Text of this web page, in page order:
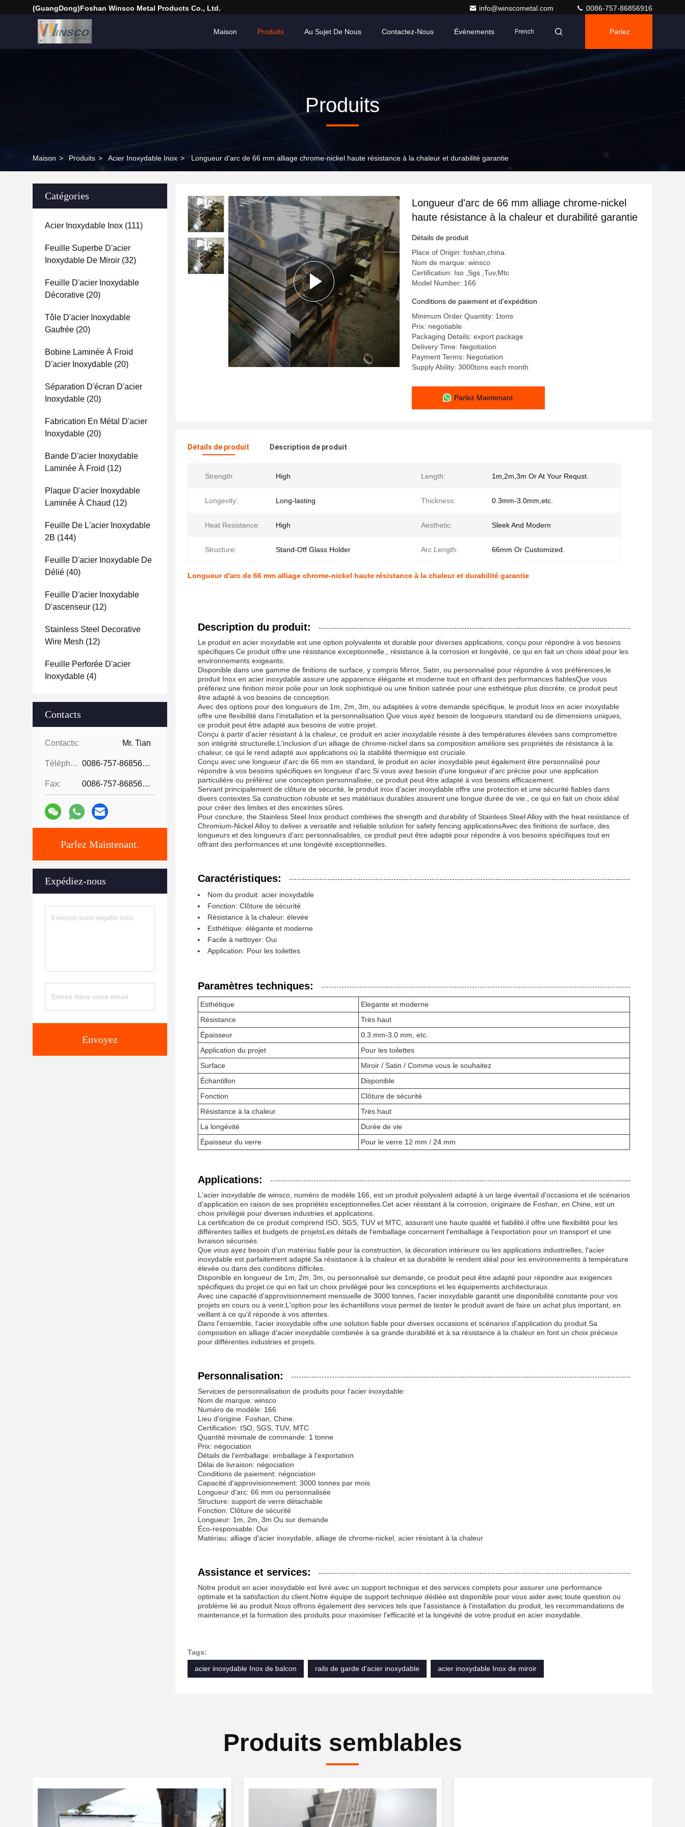
(GuangDong)Foshan Winsco Metal Products Co., Ltd. info@winscometal.com 0086-757-86856916
Maison Produits Au Sujet De Nous Contactez-Nous Événements French Parlez
Produits
Maison > Produits > Acier Inoxydable Inox > Longueur d'arc de 66 mm alliage chrome-nickel haute résistance à la chaleur et durabilité garantie
Catégories
Acier Inoxydable Inox (111)
Feuille Superbe D'acier
Inoxydable De Miroir (32)
Feuille D'acier Inoxydable
Décorative (20)
Tôle D'acier Inoxydable
Gaufrée (20)
Bobine Laminée À Froid
D'acier Inoxydable (20)
Séparation D'écran D'acier
Inoxydable (20)
Fabrication En Métal D'acier
Inoxydable (20)
Bande D'acier Inoxydable
Laminée À Froid (12)
Plaque D'acier Inoxydable
Laminée À Chaud (12)
Feuille De L'acier Inoxydable
2B (144)
Feuille D'acier Inoxydable De
Délié (40)
Feuille D'acier Inoxydable
D'ascenseur (12)
Stainless Steel Decorative
Wire Mesh (12)
Feuille Perforée D'acier
Inoxydable (4)
Contacts
Contacts: Mr. Tian
Téléphone: 0086-757-86856916
Fax: 0086-757-86856916
Parlez Maintenant.
Expédiez-nous
Envoyez
Longueur d'arc de 66 mm alliage chrome-nickel
haute résistance à la chaleur et durabilité garantie
Détails de produit
Place of Origin: foshan,china.
Nom de marque: winsco
Certification: Iso ,Sgs ,Tuv,Mtc
Model Number: 166
Conditions de paiement et d'expédition
Minimum Order Quantity: 1tons
Prix: negotiable
Packaging Details: export package
Delivery Time: Negotiation
Payment Terms: Negotiation
Supply Ability: 3000tons each month
Parlez Maintenant.
Détails de produit Description de produit
Strength: High Length: 1m,2m,3m Or At Your Requst.
Longevity: Long-lasting Thickness: 0.3mm-3.0mm,etc.
Heat Resistance: High Aesthetic: Sleek And Modern
Structure: Stand-Off Glass Holder Arc Length: 66mm Or Customized.
Longueur d'arc de 66 mm alliage chrome-nickel haute résistance à la chaleur et durabilité garantie
Description du produit:
Le produit en acier inoxydable est une option polyvalente et durable pour diverses applications, conçu pour répondre à vos besoins
spécifiques.Ce produit offre une résistance exceptionnelle., résistance à la corrosion et longévité, ce qui en fait un choix idéal pour les
environnements exigeants.
Disponible dans une gamme de finitions de surface, y compris Mirror, Satin, ou personnalisé pour répondre à vos préférences,le
produit Inox en acier inoxydable assure une apparence élégante et moderne tout en offrant des performances fiablesQue vous
préfériez une finition miroir polie pour un look sophistiqué ou une finition satinée pour une esthétique plus discrète, ce produit peut
être adapté à vos besoins de conception.
Avec des options pour des longueurs de 1m, 2m, 3m, ou adaptées à votre demande spécifique, le produit Inox en acier inoxydable
offre une flexibilité dans l'installation et la personnalisation.Que vous ayez besoin de longueurs standard ou de dimensions uniques,
ce produit peut être adapté aux besoins de votre projet.
Conçu à partir d'acier résistant à la chaleur, ce produit en acier inoxydable résiste à des températures élevées sans compromettre
son intégrité structurelle.L'inclusion d'un alliage de chrome-nickel dans sa composition améliore ses propriétés de résistance à la
chaleur, ce qui le rend adapté aux applications où la stabilité thermique est cruciale.
Conçu avec une longueur d'arc de 66 mm en standard, le produit en acier inoxydable peut également être personnalisé pour
répondre à vos besoins spécifiques en longueur d'arc.Si vous avez besoin d'une longueur d'arc précise pour une application
particulière ou préférez une conception personnalisée, ce produit peut être adapté à vos besoins efficacement.
Servant principalement de clôture de sécurité, le produit inox d'acier inoxydable offre une protection et une sécurité fiables dans
divers contextes.Sa construction robuste et ses matériaux durables assurent une longue durée de vie., ce qui en fait un choix idéal
pour créer des limites et des enceintes sûres.
Pour conclure, the Stainless Steel Inox product combines the strength and durability of Stainless Steel Alloy with the heat resistance of
Chromium-Nickel Alloy to deliver a versatile and reliable solution for safety fencing applicationsAvec des finitions de surface, des
longueurs et des longueurs d'arc personnalisables, ce produit peut être adapté pour répondre à vos besoins spécifiques tout en
offrant des performances et une longévité exceptionnelles.
Caractéristiques:
Nom du produit: acier inoxydable
Fonction: Clôture de sécurité
Résistance à la chaleur: élevée
Esthétique: élégante et moderne
Facile à nettoyer: Oui
Application: Pour les toilettes
Paramètres techniques:
Esthétique
Elegante et moderne
Résistance
Très haut
Épaisseur
0.3 mm-3.0 mm, etc.
Application du projet
Pour les toilettes
Surface
Miroir / Satin / Comme vous le souhaitez
Échantillon
Disponible
Fonction
Clôture de sécurité
Résistance à la chaleur
Très haut
La longévité
Durée de vie
Épaisseur du verre
Pour le verre 12 mm / 24 mm
Applications:
L'acier inoxydable de winsco, numéro de modèle 166, est un produit polyvalent adapté à un large éventail d'occasions et de scénarios
d'application en raison de ses propriétés exceptionnelles.Cet acier résistant à la corrosion, originaire de Foshan, en Chine, est un
choix privilégié pour diverses industries et applications.
La certification de ce produit comprend ISO, SGS, TUV et MTC, assurant une haute qualité et fiabilité.il offre une flexibilité pour les
différentes tailles et budgets de projetsLes détails de l'emballage concernent l'emballage à l'exportation pour un transport et une
livraison sécurisés.
Que vous ayez besoin d'un matériau fiable pour la construction, la décoration intérieure ou les applications industrielles, l'acier
inoxydable est parfaitement adapté.Sa résistance à la chaleur et sa durabilité le rendent idéal pour les environnements à température
élevée ou dans des conditions difficiles.
Disponible en longueur de 1m, 2m, 3m, ou personnalisé sur demande, ce produit peut être adapté pour répondre aux exigences
spécifiques du projet.ce qui en fait un choix privilégié pour les conceptions et les équipements architecturaux.
Avec une capacité d'approvisionnement mensuelle de 3000 tonnes, l'acier inoxydable garantit une disponibilité constante pour vos
projets en cours ou à venir.L'option pour les échantillons vous permet de tester le produit avant de faire un achat plus important, en
veillant à ce qu'il réponde à vos attentes.
Dans l'ensemble, l'acier inoxydable offre une solution fiable pour diverses occasions et scénarios d'application du produit.Sa
composition en alliage d'acier inoxydable combinée à sa grande durabilité et à sa résistance à la chaleur en font un choix précieux
pour différentes industries et projets.
Personnalisation:
Services de personnalisation de produits pour l'acier inoxydable:
Nom de marque: winsco
Numéro de modèle: 166
Lieu d'origine: Foshan, Chine.
Certification: ISO, SGS, TUV, MTC
Quantité minimale de commande: 1 tonne
Prix: négociation
Détails de l'emballage: emballage à l'exportation
Délai de livraison: négociation
Conditions de paiement: négociation
Capacité d'approvisionnement: 3000 tonnes par mois
Longueur d'arc: 66 mm ou personnalisée
Structure: support de verre détachable
Fonction: Clôture de sécurité
Longueur: 1m, 2m, 3m Ou sur demande
Éco-responsable: Oui
Matériau: alliage d'acier inoxydable, alliage de chrome-nickel, acier résistant à la chaleur
Assistance et services:
Notre produit en acier inoxydable est livré avec un support technique et des services complets pour assurer une performance
optimale et la satisfaction du client.Notre équipe de support technique dédiée est disponible pour vous aider avec toute question ou
problème lié au produit.Nous offrons également des services tels que l'assistance à l'installation du produit, les recommandations de
maintenance,et la formation des produits pour maximiser l'efficacité et la longévité de votre produit en acier inoxydable.
Tags:
acier inoxydable Inox de balcon
rails de garde d'acier inoxydable acier inoxydable Inox de miroir
Produits semblables